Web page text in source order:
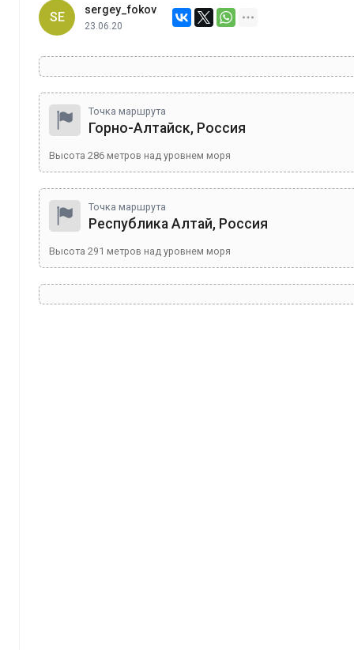
SE
sergey_fokov
23.06.20
Точка маршрута
Горно-Алтайск, Россия
Высота 286 метров над уровнем моря
Точка маршрута
Республика Алтай, Россия
Высота 291 метров над уровнем моря